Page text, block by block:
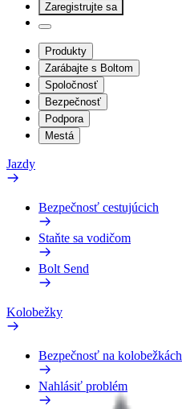
Zaregistrujte sa
Produkty
Zarábajte s Boltom
Spoločnosť
Bezpečnosť
Podpora
Mestá
Jazdy
Bezpečnosť cestujúcich
Staňte sa vodičom
Bolt Send
Kolobežky
Bezpečnosť na kolobežkách
Nahlásiť problém